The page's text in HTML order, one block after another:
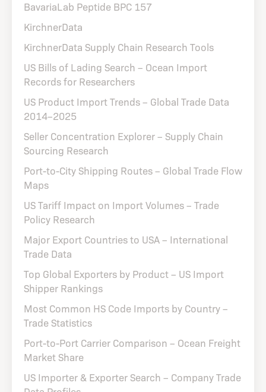
BavariaLab Peptide BPC 157
KirchnerData
KirchnerData Supply Chain Research Tools
US Bills of Lading Search – Ocean Import
Records for Researchers
US Product Import Trends – Global Trade Data
2014–2025
Seller Concentration Explorer – Supply Chain
Sourcing Research
Port-to-City Shipping Routes – Global Trade Flow
Maps
US Tariff Impact on Import Volumes – Trade
Policy Research
Major Export Countries to USA – International
Trade Data
Top Global Exporters by Product – US Import
Shipper Rankings
Most Common HS Code Imports by Country –
Trade Statistics
Port-to-Port Carrier Comparison – Ocean Freight
Market Share
US Importer & Exporter Search – Company Trade